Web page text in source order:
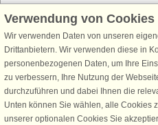
Schließen Sie sich 100.000
Erhalten Sie einen
Ferienhausurlaub - melden Sie sich
an. Verpassen Sie nie wieder
Urlaubstipps!
Verwendung von Cookies
Wir verwenden Daten von unseren
Drittanbietern. Wir verwenden diese in
personenbezogenen Daten, um Ihre
zu verbessern, Ihre Nutzung der
durchzuführen und dabei Ihnen die
Unten können Sie wählen, alle Cookies
unserer optionalen Cookies Sie